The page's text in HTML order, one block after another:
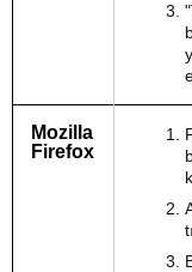
Mozilla
Firefox